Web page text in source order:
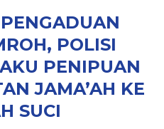
POLISI
PENIPUAN
JAMA’AH KE
SUCI